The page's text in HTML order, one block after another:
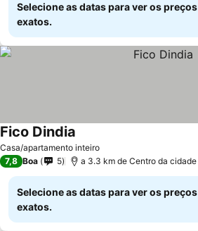
Selecione as datas para ver os preços
exatos.
Casa/apartamento inteiro
Fico Dindia
7,8 Boa 5 a 3.3 km de Centro da cidade
Selecione as datas para ver os preços
exatos.